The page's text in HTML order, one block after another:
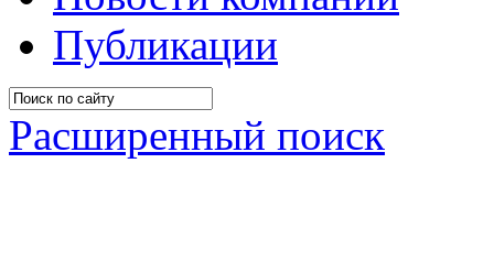
Публикации
Расширенный поиск